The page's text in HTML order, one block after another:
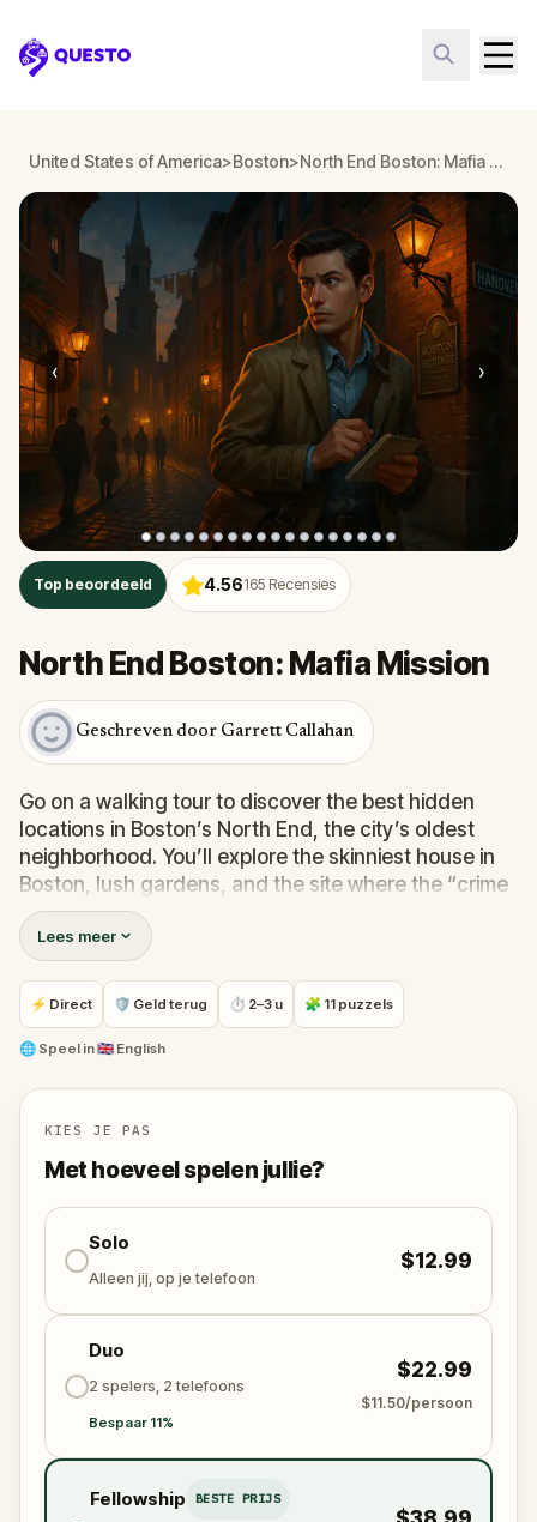
Questo
United States of America>Boston> North End Boston: Mafia Mission
‹ ›
Top beoordeeld 4.56165 Recensies
North End Boston: Mafia Mission
Geschreven door Garrett Callahan
Go on a walking tour to discover the best hidden
locations in Boston’s North End, the city’s oldest
neighborhood. You’ll explore the skinniest house in
Boston, lush gardens, and the site where the “crime
of the century” once took place, all while walking
Boston’s most historic and charming streets.
Are you ready to get in on some of Boston’s best-
kept secrets?
Lees meer
⚡ Direct 🛡 Geld terug ⏱ 2–3 u 🧩 11 puzzels
🌐 Speel in🇬🇧 English
KIES JE PAS
Met hoeveel spelen jullie?
Solo
Alleen jij, op je telefoon
$12.99
Duo
2 spelers, 2 telefoons
Bespaar 11%
$22.99
$11.50/persoon
Fellowship BESTE PRIJS